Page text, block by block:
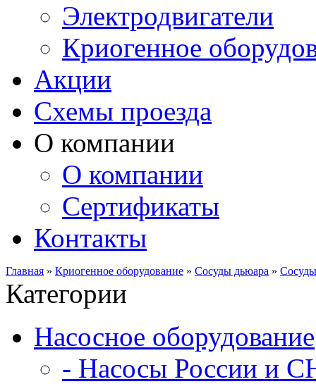
Электродвигатели
Криогенное
Акции
Схемы проезда
О компании
О компании
Сертификаты
Контакты
Главная » Криогенное оборудование » Сосуды дьюара »
Категории
Насосное оборудование
- Насосы России и